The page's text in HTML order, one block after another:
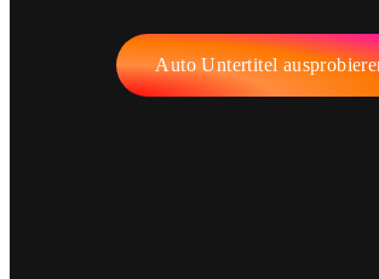
Auto Untertitel